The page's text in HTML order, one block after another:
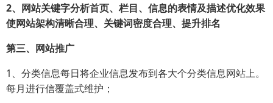
2、网站关键字分析首页、栏目、信息的表情及描述优化效果
使网站架构清晰合理、关键词密度合理、提升排名
第三、网站推广
1、分类信息每日将企业信息发布到各大个分类信息网站上。
每月进行信覆盖式维护；